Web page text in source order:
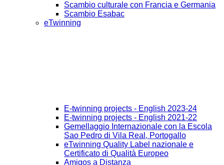
Scambio culturale con Francia e Germania
Scambio Esabac
eTwinning
E-twinning projects - English 2023-24
E-twinning projects - English 2021-22
Gemellaggio Internazionale con la Escola
Sao Pedro di Vila Real, Portogallo
eTwinning Quality Label nazionale e
Certificato di Qualità Europeo
Amigos a Distanza